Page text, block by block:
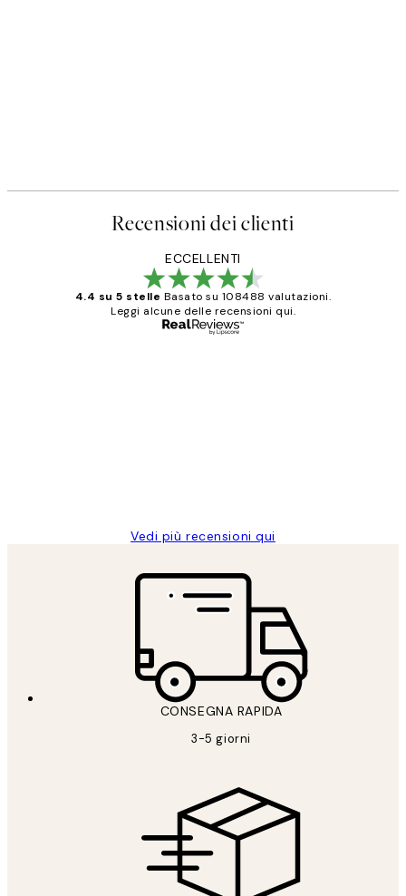
Recensioni dei clienti
ECCELLENTI
4.4 su 5 stelle Basato su 108488 valutazioni.
Leggi alcune delle recensioni qui.
Vedi più recensioni qui
CONSEGNA RAPIDA
3-5 giorni